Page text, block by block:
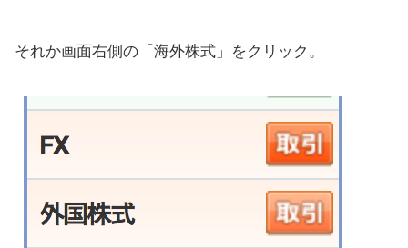
それか画面右側の「海外株式」をクリック。